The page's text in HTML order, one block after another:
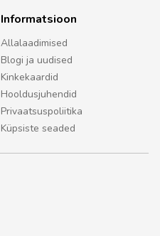
Informatsioon
Allalaadimised
Blogi ja uudised
Kinkekaardid
Hooldusjuhendid
Privaatsuspoliitika
Küpsiste seaded